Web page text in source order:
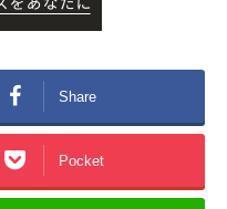
Share
Pocket